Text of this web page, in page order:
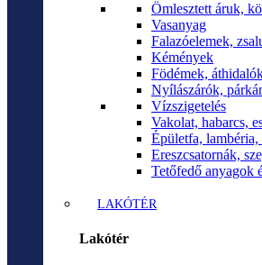
Ömlesztett áruk,
Vasanyag
Falazóelemek,
Kémények
Födémek,
Nyílászárók,
Vízszigetelés
Vakolat, habarcs,
Épületfa, lambéria,
Ereszcsatornák,
Tetőfedő anyagok
LAKÓTÉR
Lakótér